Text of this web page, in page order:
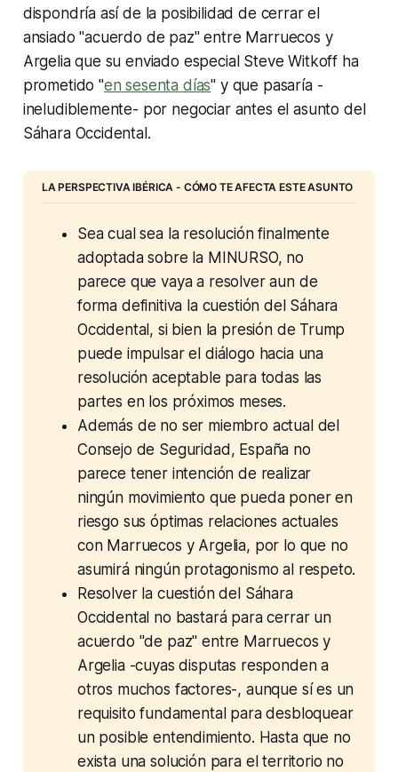
dispondría así de la posibilidad de cerrar el
ansiado "acuerdo de paz" entre Marruecos y
Argelia que su enviado especial Steve Witkoff ha
prometido "en sesenta días" y que pasaría -
ineludiblemente- por negociar antes el asunto del
Sáhara Occidental.
LA PERSPECTIVA IBÉRICA - CÓMO TE AFECTA ESTE ASUNTO
Sea cual sea la resolución finalmente
adoptada sobre la MINURSO, no
parece que vaya a resolver aun de
forma definitiva la cuestión del Sáhara
Occidental, si bien la presión de Trump
puede impulsar el diálogo hacia una
resolución aceptable para todas las
partes en los próximos meses.
Además de no ser miembro actual del
Consejo de Seguridad, España no
parece tener intención de realizar
ningún movimiento que pueda poner en
riesgo sus óptimas relaciones actuales
con Marruecos y Argelia, por lo que no
Resolver la cuestión del Sáhara
Occidental no bastará para cerrar un
acuerdo "de paz" entre Marruecos y
Argelia -cuyas disputas responden a
otros muchos factores-, aunque sí es un
requisito fundamental para desbloquear
un posible entendimiento. Hasta que no
exista una solución para el territorio no